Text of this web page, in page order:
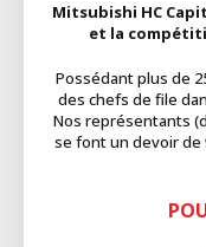
Mitsubishi HC
et la
Possédant plus de
des chefs de file
Nos représentants
se font un devoir